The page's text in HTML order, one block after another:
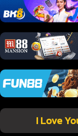
I Love